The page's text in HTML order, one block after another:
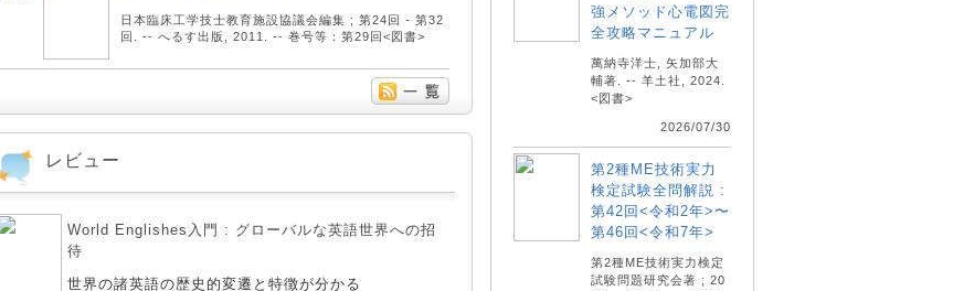
日本臨床工学技士教育施設協議会編集 ; 第24回 - 第32
回. -- へるす出版, 2011. -- 巻号等：第29回<図書>
レビュー
World Englishes入門 : グローバルな英語世界への招
待
世界の諸英語の歴史的変遷と特徴が分かる
強メソッド心電図完
全攻略マニュアル
萬納寺洋士, 矢加部大
輔著. -- 羊土社, 2024.
<図書>
2026/07/30
第2種ME技術実力
検定試験全問解説 :
第42回<令和2年>〜
第46回<令和7年>
第2種ME技術実力検定
試験問題研究会著 ; 20